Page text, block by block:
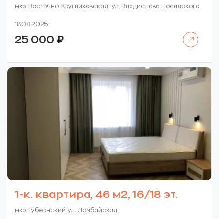
мкр. Восточно-Кругликовская. ул. Владислава Посадского.
18.08.2025
25 000 ₽
1-к. квартира, 46 м2, 16/18 эт.
мкр. Губернский. ул. Домбайская.